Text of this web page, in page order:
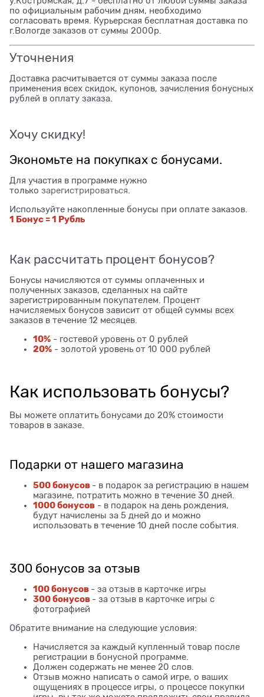
по официальным рабочим дням, необходимо
согласовать время. Курьерская бесплатная доставка по
г.Вологде заказов от суммы 2000р.
Уточнения
Доставка расчитывается от суммы заказа после
применения всех скидок, купонов, зачисления бонусных
рублей в оплату заказа.
Хочу скидку!
Экономьте на покупках с бонусами.
Для участия в программе нужно
только зарегистрироваться
Используйте накопленные бонусы при оплате заказов.
1 Бонус = 1 Рубль
Как рассчитать процент бонусов?
Бонусы начисляются от суммы оплаченных и
полученных заказов, сделанных на сайте
зарегистрированным покупателем. Процент
начисляемых бонусов зависит от общей суммы всех
заказов в течение 12 месяцев.
10% - гостевой уровень от 0 рублей
20% - золотой уровень от 10 000 рублей
Как использовать бонусы?
Вы можете оплатить бонусами до 20% стоимости
товаров в заказе.
Подарки от нашего магазина
500 бонусов - в подарок за регистрацию в нашем
магазине, потратить можно в течение 30 дней.
1000 бонусов - в подарок на день рождения,
будут начислены за 5 дней до и можно
использовать в течение 10 дней после события.
300 бонусов за отзыв
100 бонусов - за отзыв в карточке игры
300 бонусов - за отзыв в карточке игры с
фотографией
Обратите внимание на следующие условия:
Начисляется за каждый купленный товар после
регистрации в бонусной программе.
Должен содержать не менее 20 слов.
Отзыв можно написать о самой игре, о ваших
ощущениях в процессе игры, о процессе покупки